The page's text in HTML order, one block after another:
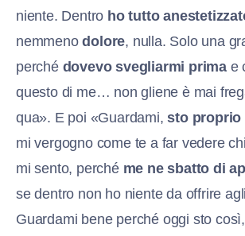
niente. Dentro ho tutto
nemmenodolore, nulla. Solo una
perché dovevo svegliarmi prima e
questo di me… non gliene è mai
qua». E poi «Guardami,sto proprio
mi vergogno come te a far vedere
mi sento, perché me ne sbatto di
se dentro non ho niente da offrire
Guardami bene perché oggi sto